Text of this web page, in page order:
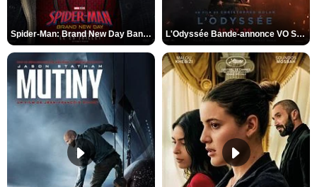
Spider-Man: Brand New Day Bande-annonce VO STFR L'Odyssée Bande-annonce VO STFR